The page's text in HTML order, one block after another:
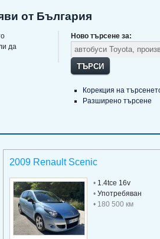
от България
да
Ново търсене за:
ТЪРСИ
Корекция на
Разширено търсене
2009 Renault Scenic
•1.4tce 16v
•Употребяван
• 180 500 км